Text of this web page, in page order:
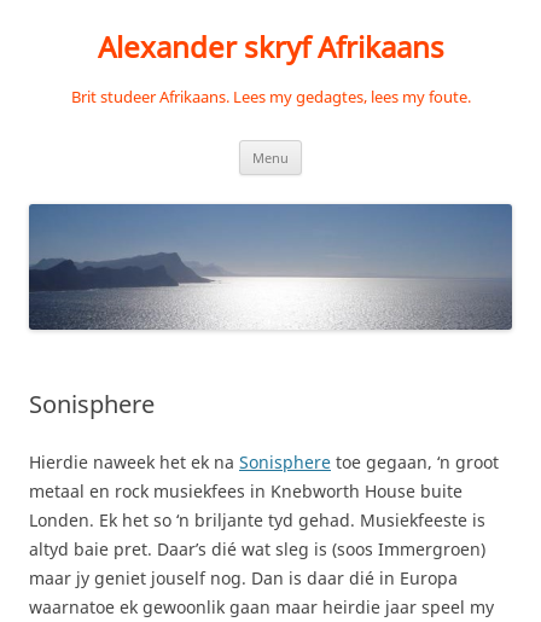
Alexander skryf Afrikaans
Brit studeer Afrikaans. Lees my gedagtes, lees my foute.
Menu
Sonisphere
Hierdie naweek het ek na Sonisphere toe gegaan, ‘n groot
metaal en rock musiekfees in Knebworth House buite
Londen. Ek het so ‘n briljante tyd gehad. Musiekfeeste is
altyd baie pret. Daar’s dié wat sleg is (soos Immergroen)
maar jy geniet jouself nog. Dan is daar dié in Europa
waarnatoe ek gewoonlik gaan maar heirdie jaar speel my